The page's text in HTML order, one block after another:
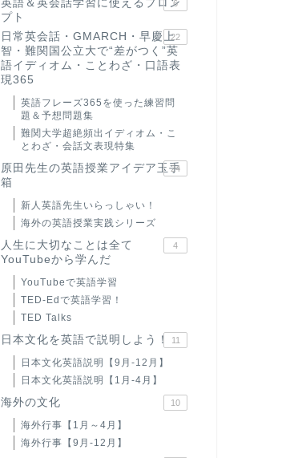
英語＆英会話学習に使えるプロン
プト
6
日常英会話・GMARCH・早慶上
智・難関国公立大で“差がつく”英
語イディオム・ことわざ・口語表
現365
22
英語フレーズ365を使った練習問
題＆予想問題集
難関大学超絶頻出イディオム・こ
とわざ・会話文表現特集
原田先生の英語授業アイデア玉手
箱
24
新人英語先生いらっしゃい！
海外の英語授業実践シリーズ
人生に大切なことは全て
YouTubeから学んだ
4
YouTubeで英語学習
TED-Edで英語学習！
TED Talks
日本文化を英語で説明しよう！ 11
日本文化英語説明【9月-12月】
日本文化英語説明【1月-4月】
海外の文化 10
海外行事【1月～4月】
海外行事【9月-12月】